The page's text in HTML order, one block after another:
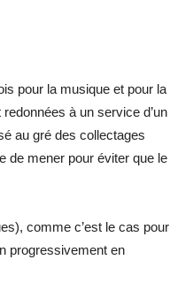
pour la musique et pour la
à un service d’un
au gré des collectages
de mener pour éviter que le
comme c’est le cas pour
progressivement en